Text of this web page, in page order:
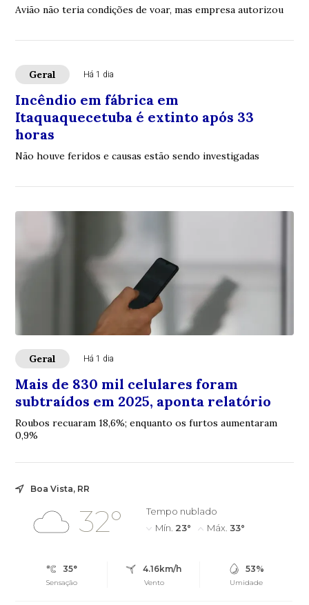
Avião não teria condições de voar, mas empresa autorizou
Geral Há 1 dia
Incêndio em fábrica em
Itaquaquecetuba é extinto após 33
horas
Não houve feridos e causas estão sendo investigadas
Geral Há 1 dia
Mais de 830 mil celulares foram
subtraídos em 2025, aponta relatório
Roubos recuaram 18,6%; enquanto os furtos aumentaram
0,9%
Boa Vista, RR
32°
Tempo nublado
Mín. 23° Máx. 33°
35°
Sensação
4.16km/h
Vento
53%
Umidade